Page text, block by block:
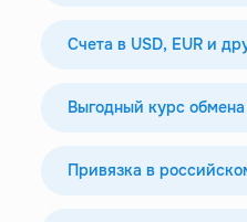
Счета в USD, EUR и
Выгодный курс
Привязка в